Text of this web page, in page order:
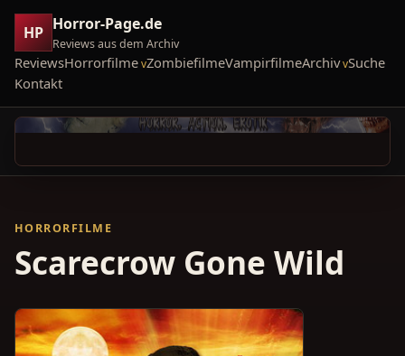
HP Horror-Page.de
Reviews aus dem Archiv
ReviewsHorrorfilme ZombiefilmeVampirfilmeArchiv Suche
Kontakt
HORRORFILME
Scarecrow Gone Wild